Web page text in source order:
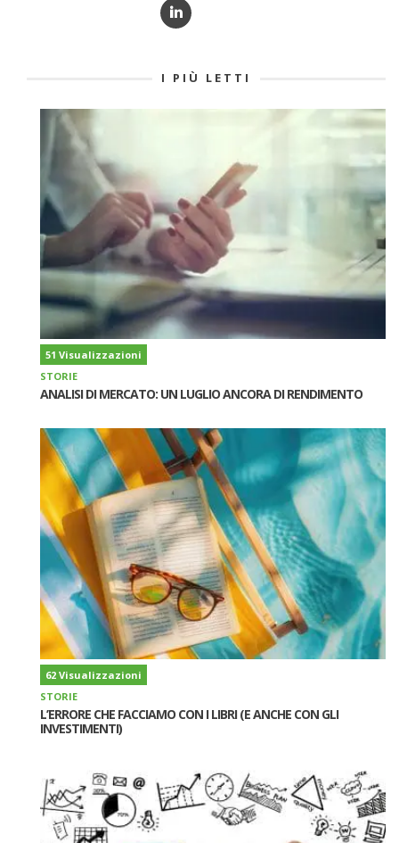
I PIÙ LETTI
51 Visualizzazioni
STORIE
ANALISI DI MERCATO: UN LUGLIO ANCORA DI RENDIMENTO
62 Visualizzazioni
STORIE
L’ERRORE CHE FACCIAMO CON I LIBRI (E ANCHE CON GLI
INVESTIMENTI)